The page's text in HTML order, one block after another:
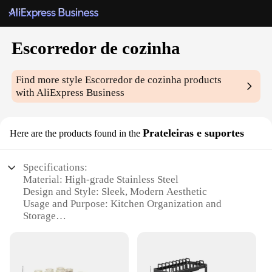
Escorredor de cozinha
Find more styleEscorredor de cozinha products
with AliExpress Business
Here are the products found in the Prateleiras e suportes
Specifications:
Material: High-grade Stainless Steel
Design and Style: Sleek, Modern Aesthetic
Usage and Purpose: Kitchen Organization and
Storage
Space-Efficient